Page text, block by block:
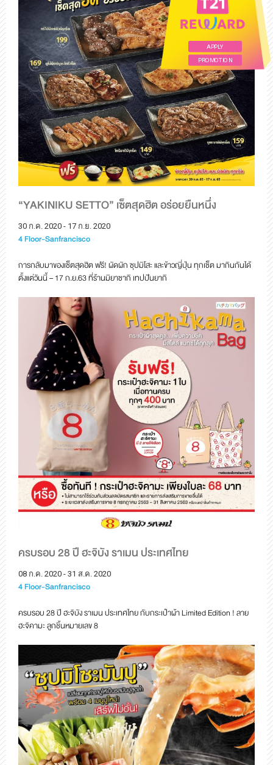
APPLY
PROMOTION
“YAKINIKU SETTO” เซ็ตสุดฮิต อร่อยยืนหนึ่ง
30 ก.ค. 2020 - 17 ก.ย. 2020
4 Floor-Sanfrancisco
การกลับมาของเซ็ตสุดฮิต ฟรี! ผัดผัก ซุปมิโสะ และข้าวญี่ปุ่น ทุกเซ็ต มากินกันได้
ตั้งแต่วันนี้ – 17 ก.ย.63 ที่ร้านมิยาซากิ เทปปันยากิ
ครบรอบ 28 ปี ฮะจิบัง ราเมน ประเทศไทย
08 ก.ค. 2020 - 31 ส.ค. 2020
4 Floor-Sanfrancisco
ครบรอบ 28 ปี ฮะจิบัง ราเมน ประเทศไทย กับกระเป๋าผ้า Limited Edition ! ลาย
ฮะจิคามะ ลูกชิ้นหมายเลข 8